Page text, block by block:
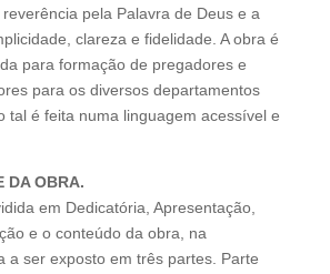
pela Palavra de Deus e a
clareza e fidelidade. A obra é
para formação de pregadores e
para os diversos departamentos
tal é feita numa linguagem acessível e
DA OBRA.
em Dedicatória, Apresentação,
e o conteúdo da obra, na
a ser exposto em três partes. Parte